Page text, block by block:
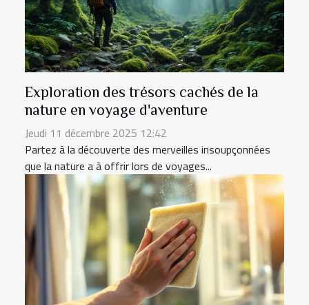
Exploration des trésors cachés de la
nature en voyage d'aventure
Jeudi 11 décembre 2025 12:42
Partez à la découverte des merveilles insoupçonnées
que la nature a à offrir lors de voyages...